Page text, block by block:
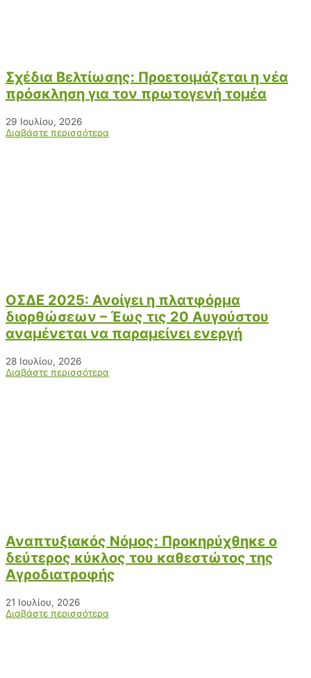
Σχέδια Βελτίωσης: Προετοιμάζεται η νέα
πρόσκληση για τον πρωτογενή τομέα
29 Ιουλίου, 2026
Διαβάστε περισσότερα
ΟΣΔΕ 2025: Ανοίγει η πλατφόρμα
διορθώσεων – Έως τις 20 Αυγούστου
αναμένεται να παραμείνει ενεργή
28 Ιουλίου, 2026
Διαβάστε περισσότερα
Αναπτυξιακός Νόμος: Προκηρύχθηκε ο
δεύτερος κύκλος του καθεστώτος της
Αγροδιατροφής
21 Ιουλίου, 2026
Διαβάστε περισσότερα